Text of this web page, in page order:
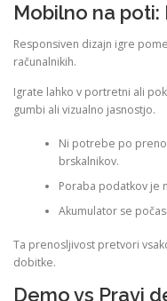
Mobilno na
Responsiven dizajn igre
računalnikih.
Igrate lahko v portretni ali
gumbi ali vizualno jasnostjo.
Ni potrebe po
brskalnikov.
Poraba podatkov je
Akumulator se
Ta prenosljivost pretvori
dobitke.
Demo vs Pravi